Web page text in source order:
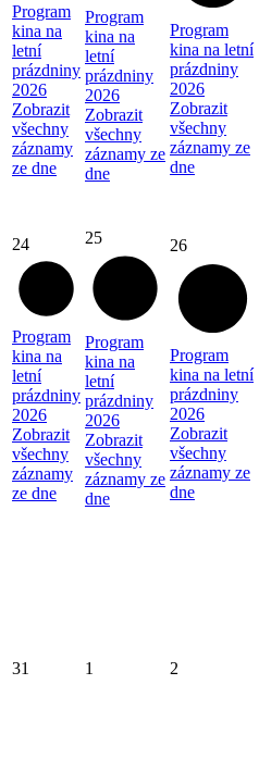
Program
kina na
letní
prázdniny
2026
Zobrazit
všechny
záznamy
ze dne
Program
kina na
letní
prázdniny
2026
Zobrazit
všechny
záznamy ze
dne
Program
kina na letní
prázdniny
2026
Zobrazit
všechny
záznamy ze
dne
24
Program
kina na
letní
prázdniny
2026
Zobrazit
všechny
záznamy
ze dne
25
Program
kina na
letní
prázdniny
2026
Zobrazit
všechny
záznamy ze
dne
26
Program
kina na letní
prázdniny
2026
Zobrazit
všechny
záznamy ze
dne
31 1 2